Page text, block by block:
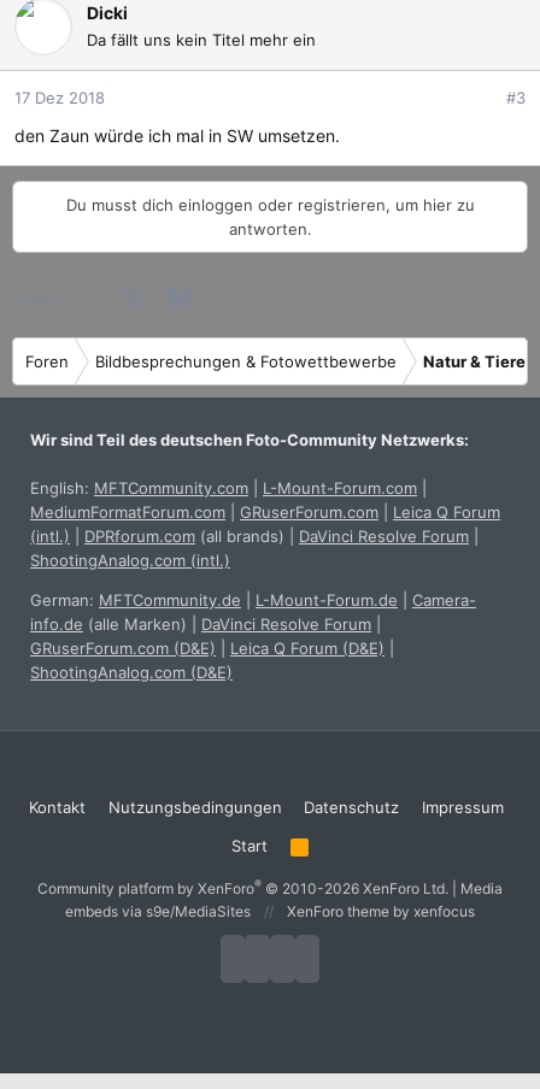
Dicki
Da fällt uns kein Titel mehr ein
17 Dez 2018 #3
den Zaun würde ich mal in SW umsetzen.
Du musst dich einloggen oder registrieren, um hier zu
antworten.
Foren Bildbesprechungen & Fotowettbewerbe Natur & Tiere
Wir sind Teil des deutschen Foto-Community Netzwerks:
English: MFTCommunity.com L-Mount-Forum.com
MediumFormatForum.com
GRuserForum.com
Leica Q Forum
(intl.)
DPRforum.com (all brands) DaVinci Resolve Forum
ShootingAnalog.com (intl.)
German: MFTCommunity.de L-Mount-Forum.de
Camera-
info.de (alle Marken) DaVinci Resolve Forum
GRuserForum.com (D&E)
Leica Q Forum (D&E)
ShootingAnalog.com (D&E)
Kontakt Nutzungsbedingungen Datenschutz
Impressum
Start
R
S
Community platform by XenForo® © 2010-2026 XenForo Ltd.
Media
embeds via s9e/MediaSites
XenForo theme by xenfocus